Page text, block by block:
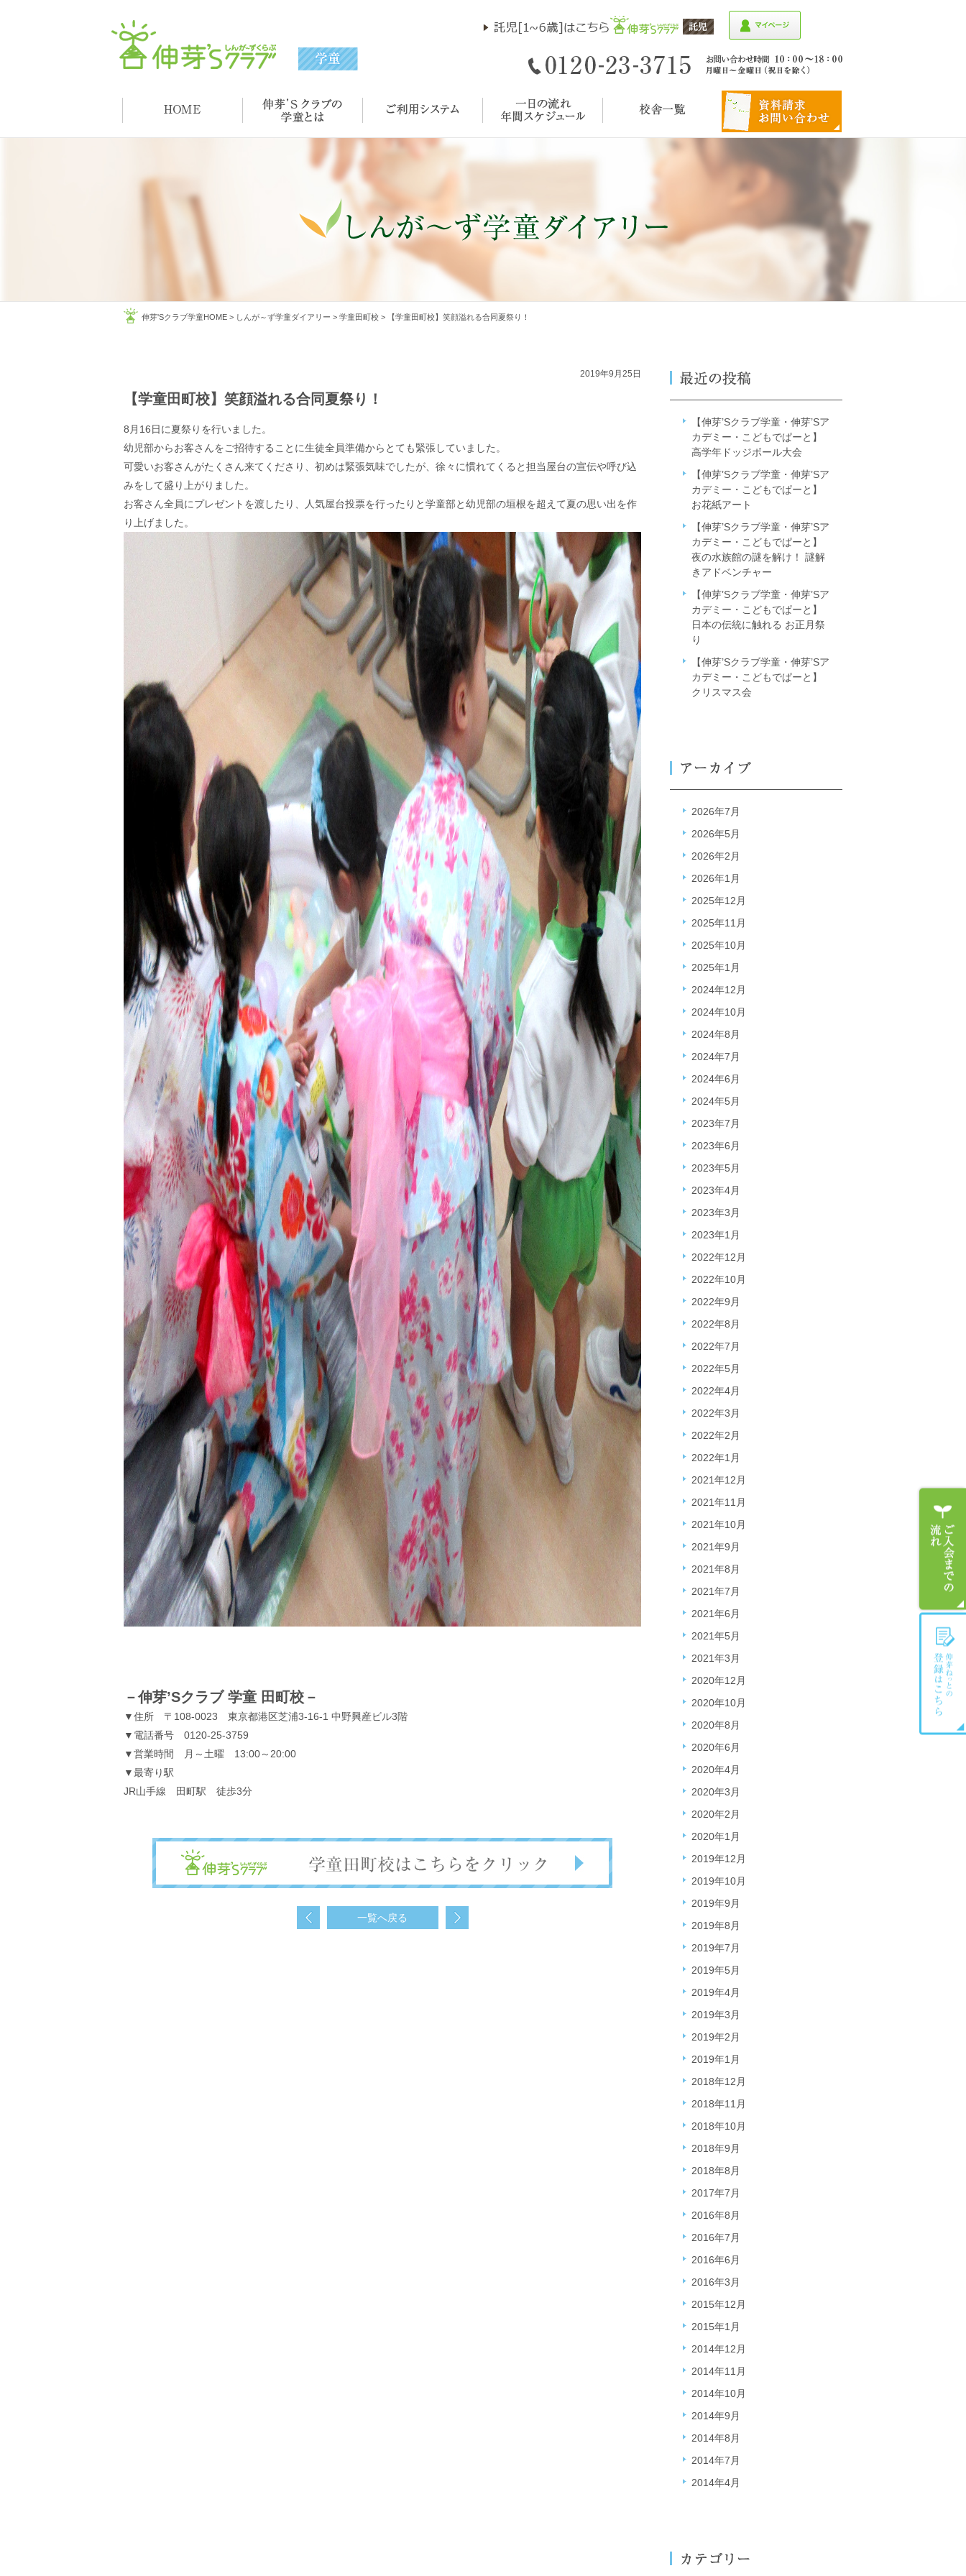
伸芽'Sクラブ学童HOME > しんが～ず学童ダイアリー > 学童田町校 > 【学童田町校】笑顔溢れる合同夏祭り！
2019年9月25日
【学童田町校】笑顔溢れる合同夏祭り！
8月16日に夏祭りを行いました。
幼児部からお客さんをご招待することに生徒全員準備からとても緊張していました。
可愛いお客さんがたくさん来てくださり、初めは緊張気味でしたが、徐々に慣れてくると担当屋台の宣伝や呼び込
みをして盛り上がりました。
お客さん全員にプレゼントを渡したり、人気屋台投票を行ったりと学童部と幼児部の垣根を超えて夏の思い出を作
り上げました。
－伸芽’Sクラブ 学童 田町校－
▼住所 〒108-0023 東京都港区芝浦3-16-1 中野興産ビル3階
▼電話番号 0120-25-3759
▼営業時間 月～土曜 13:00～20:00
▼最寄り駅
JR山手線 田町駅 徒歩3分
一覧へ戻る
【伸芽’Sクラブ学童・伸芽’Sア
カデミー・こどもでぱーと】
高学年ドッジボール大会
【伸芽’Sクラブ学童・伸芽’Sア
カデミー・こどもでぱーと】
お花紙アート
【伸芽’Sクラブ学童・伸芽’Sア
カデミー・こどもでぱーと】
夜の水族館の謎を解け！ 謎解
きアドベンチャー
【伸芽’Sクラブ学童・伸芽’Sア
カデミー・こどもでぱーと】
日本の伝統に触れる お正月祭
り
【伸芽’Sクラブ学童・伸芽’Sア
カデミー・こどもでぱーと】
クリスマス会
2026年7月
2026年5月
2026年2月
2026年1月
2025年12月
2025年11月
2025年10月
2025年1月
2024年12月
2024年10月
2024年8月
2024年7月
2024年6月
2024年5月
2023年7月
2023年6月
2023年5月
2023年4月
2023年3月
2023年1月
2022年12月
2022年10月
2022年9月
2022年8月
2022年7月
2022年5月
2022年4月
2022年3月
2022年2月
2022年1月
2021年12月
2021年11月
2021年10月
2021年9月
2021年8月
2021年7月
2021年6月
2021年5月
2021年3月
2020年12月
2020年10月
2020年8月
2020年6月
2020年4月
2020年3月
2020年2月
2020年1月
2019年12月
2019年10月
2019年9月
2019年8月
2019年7月
2019年5月
2019年4月
2019年3月
2019年2月
2019年1月
2018年12月
2018年11月
2018年10月
2018年9月
2018年8月
2017年7月
2016年8月
2016年7月
2016年6月
2016年3月
2015年12月
2015年1月
2014年12月
2014年11月
2014年10月
2014年9月
2014年8月
2014年7月
2014年4月